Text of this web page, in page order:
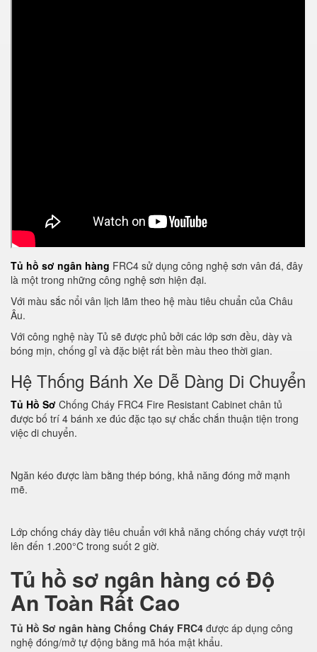
Tủ hồ sơ ngân hàng FRC4 sử dụng công nghệ sơn vân đá, đây
là một trong những công nghệ sơn hiện đại.
Với màu sắc nổi vân lịch lãm theo hệ màu tiêu chuẩn của Châu
Âu.
Với công nghệ này Tủ sẽ được phủ bởi các lớp sơn đều, dày và
bóng mịn, chống gỉ và đặc biệt rất bền màu theo thời gian.
Hệ Thống Bánh Xe Dễ Dàng Di Chuyển
Tủ Hồ Sơ Chống Cháy FRC4 Fire Resistant Cabinet chân tủ
được bố trí 4 bánh xe đúc đặc tạo sự chắc chắn thuận tiện trong
việc di chuyển.
Ngăn kéo được làm bằng thép bóng, khả năng đóng mở mạnh
mẽ.
Lớp chống cháy dày tiêu chuẩn với khả năng chống cháy vượt trội
lên đến 1.200°C trong suốt 2 giờ.
Tủ hồ sơ ngân hàng có Độ
An Toàn Rất Cao
Tủ Hồ Sơ ngân hàng Chống Cháy FRC4 được áp dụng công
nghệ đóng/mở tự động bằng mã hóa mật khẩu.